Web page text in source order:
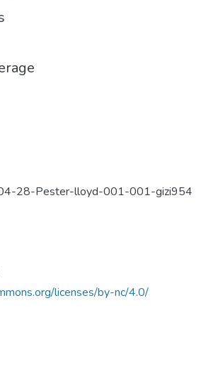
28-Pester-lloyd-001-001-gizi954
licenses/by-nc/4.0/